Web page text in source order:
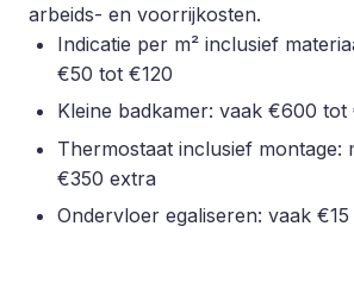
arbeids- en voorrijkosten.
Indicatie per m² inclusief
€50 tot €120
Kleine badkamer: vaak €600 tot
Thermostaat inclusief montage:
€350 extra
Ondervloer egaliseren: vaak